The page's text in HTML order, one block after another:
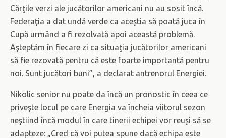
Cărţile verzi ale jucătorilor americani nu au sosit încă.
Federaţia a dat undă verde ca aceştia să poată juca în
Cupă urmând a fi rezolvată apoi această problemă.
Aşteptăm în fiecare zi ca situaţia jucătorilor americani
să fie rezovată pentru că este foarte importantă pentru
noi. Sunt jucători buni”, a declarat antrenorul Energiei.
Nikolic senior nu poate da încă un pronostic în ceea ce
priveşte locul pe care Energia va încheia viitorul sezon
neştiind încă modul în care tinerii echipei vor reuşi să se
adapteze: „Cred că voi putea spune dacă echipa este